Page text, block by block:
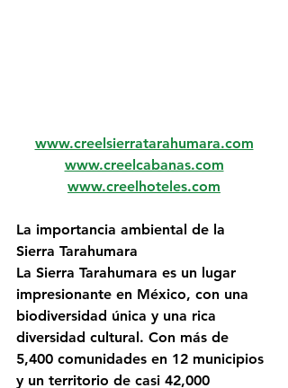
www.creelsierratarahumara.com
www.creelcabanas.com
www.creelhoteles.com
La importancia ambiental de la
Sierra Tarahumara
La Sierra Tarahumara es un lugar
impresionante en México, con una
biodiversidad única y una rica
diversidad cultural. Con más de
5,400 comunidades en 12 municipios
y un territorio de casi 42,000